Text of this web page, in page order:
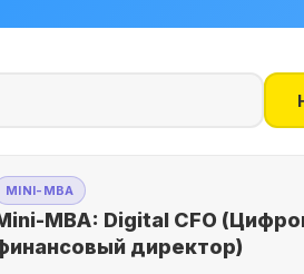
MINI-MBA
MBA: Digital CFO
директор)